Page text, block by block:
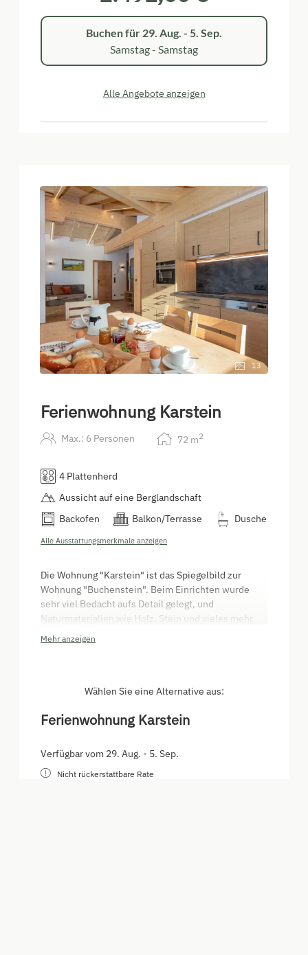
Buchen für 29. Aug. - 5. Sep.
Samstag - Samstag
Alle Angebote anzeigen
13
Ferienwohnung Karstein
Max.: 6 Personen 72 m2
4 Plattenherd
Aussicht auf eine Berglandschaft
Backofen
Balkon/Terrasse Dusche
Alle Ausstattungsmerkmale anzeigen
Die Wohnung "Karstein" ist das Spiegelbild zur
Wohnung "Buchenstein". Beim Einrichten wurde
sehr viel Bedacht aufs Detail gelegt, und
Naturmaterialien wie Holz, Stein und vieles mehr
verarbeitet. Mit zwei Bäder, zwei
Schlafzimmer mit TV und zwei Balkone lässt sich
Kaffeevollautomat, uvm.
Mehr anzeigen
Wählen Sie eine Alternative aus:
Ferienwohnung Karstein
Verfügbar vom 29. Aug. - 5. Sep.
Nicht rückerstattbare Rate